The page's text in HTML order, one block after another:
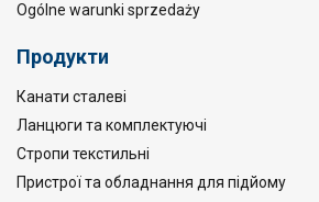
Ogólne warunki sprzedaży
Продукти
Канати сталеві
Ланцюги та комплектуючі
Стропи текстильні
Пристрої та обладнання для підйому